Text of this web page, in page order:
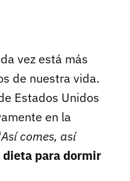
vez está más
de nuestra vida.
Estados Unidos
en la
Así comes, así
para dormir